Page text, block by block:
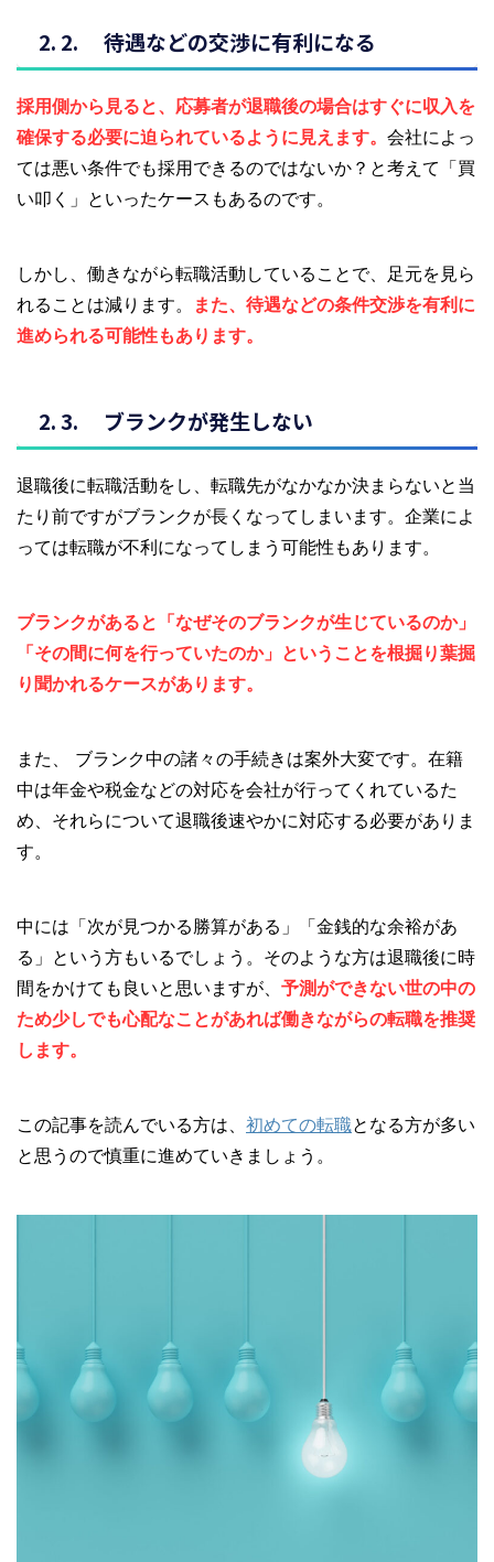
待遇などの交渉に有利になる
採用側から見ると、応募者が退職後の場合はすぐに収入を
確保する必要に迫られているように見えます。 会社によっ
ては悪い条件でも採用できるのではないか？と考えて「買
い叩く」といったケースもあるのです。
しかし、働きながら転職活動していることで、足元を見ら
れることは減ります。
また、待遇などの条件交渉を有利に
進められる可能性もあります。
ブランクが発生しない
退職後に転職活動をし、転職先がなかなか決まらないと当
たり前ですがブランクが長くなってしまいます。企業によ
っては転職が不利になってしまう可能性もあります。
ブランクがあると「なぜそのブランクが生じているのか」
「その間に何を行っていたのか」ということを根掘り葉掘
り聞かれるケースがあります。
また、 ブランク中の諸々の手続きは案外大変です。在籍
中は年金や税金などの対応を会社が行ってくれているた
め、それらについて退職後速やかに対応する必要がありま
す。
中には「次が見つかる勝算がある」「金銭的な余裕があ
る」という方もいるでしょう。そのような方は退職後に時
間をかけても良いと思いますが、 予測ができない世の中の
ため少しでも心配なことがあれば働きながらの転職を推奨
します。
この記事を読んでいる方は、 初めての転職となる方が多い
と思うので慎重に進めていきましょう。